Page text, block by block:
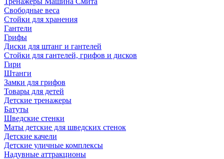
Свободные веса
Стойки для хранения
Гантели
Грифы
Диски для штанг и гантелей
Стойки для гантелей, грифов и дисков
Гири
Штанги
Замки для грифов
Товары для детей
Детские тренажеры
Батуты
Шведские стенки
Маты детские для шведских стенок
Детские качели
Детские уличные комплексы
Надувные аттракционы